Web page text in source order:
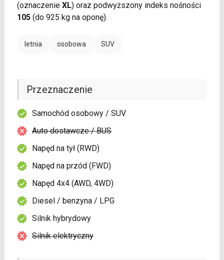
(oznaczenie XL) oraz podwyższony indeks nośności
105(do 925 kg na oponę).
letnia osobowa SUV
Przeznaczenie
Samochód osobowy / SUV
Auto dostawcze / BUS
Napęd na tył (RWD)
Napęd na przód (FWD)
Napęd 4x4 (AWD, 4WD)
Diesel / benzyna / LPG
Silnik hybrydowy
Silnik elektryczny